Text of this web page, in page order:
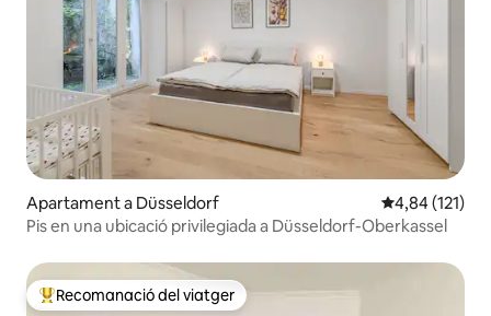
Apartament a Düsseldorf 4,84 de
4,84 (121)
Pis en una ubicació privilegiada a Düsseldorf-Oberkassel
Principals recomanacions dels viatgers
Recomanació del viatger